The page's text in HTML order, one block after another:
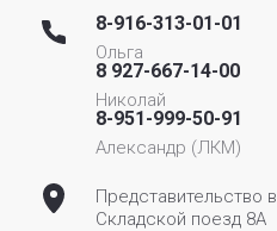
8-916-313-01-01
Ольга
8 927-667-14-00
Николай
8-951-999-50-91
Александр (ЛКМ)
Представительство
Складской поезд 8А